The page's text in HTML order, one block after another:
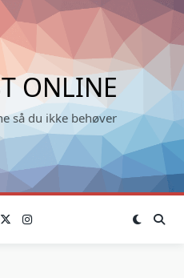
ONLINE
så du ikke behøver